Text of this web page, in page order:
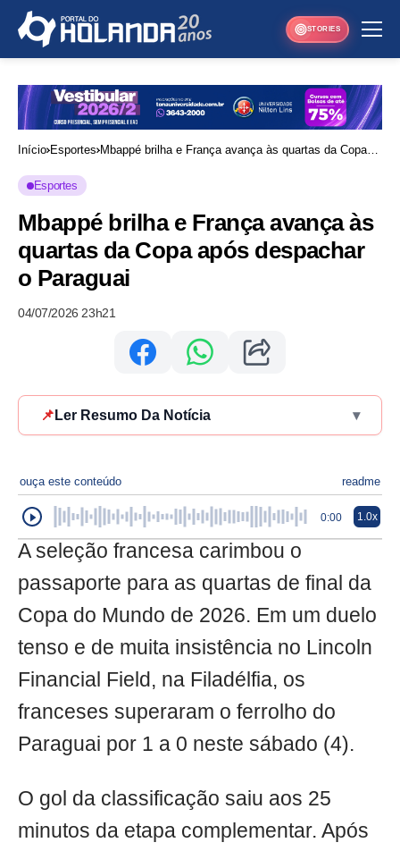
STORIES
Início Esportes Mbappé brilha e França avança às quartas da Copa
Esportes
Mbappé brilha e França avança às
quartas da Copa após despachar
o Paraguai
04/07/2026 23h21
📌 Ler Resumo Da Notícia ▾
ouça este conteúdo readme
0:00 1.0x
A seleção francesa carimbou o
passaporte para as quartas de final da
Copa do Mundo de 2026. Em um duelo
tenso e de muita insistência no Lincoln
Financial Field, na Filadélfia, os
franceses superaram o ferrolho do
Paraguai por 1 a 0 neste sábado (4).
O gol da classificação saiu aos 25
minutos da etapa complementar. Após